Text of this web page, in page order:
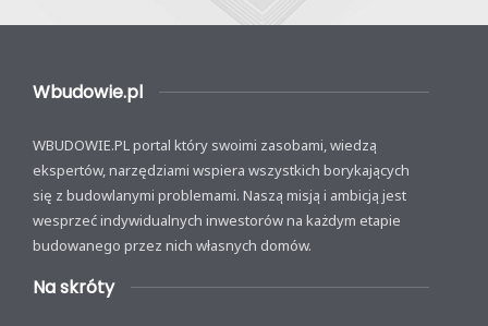
Wbudowie.pl
WBUDOWIE.PL portal który swoimi zasobami, wiedzą
ekspertów, narzędziami wspiera wszystkich borykających
się z budowlanymi problemami. Naszą misją i ambicją jest
wesprzeć indywidualnych inwestorów na każdym etapie
budowanego przez nich własnych domów.
Na skróty